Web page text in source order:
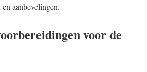
aanbevelingen.
voor de